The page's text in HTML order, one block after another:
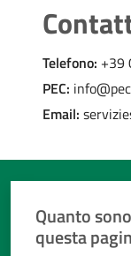
Telefono: +39
PEC:
Email:
Quanto
questa